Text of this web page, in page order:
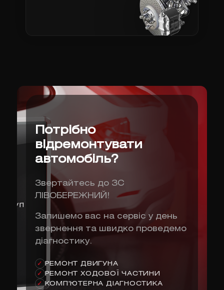
Потрібно
відремонтувати
автомобіль?
Звертайтесь до ЗС
ЛІВОБЕРЕЖНИЙ!
Запишемо вас на сервіс у день
звернення та швидко проведемо
діагностику.
✓ РЕМОНТ ДВИГУНА
✓ РЕМОНТ ХОДОВОЇ ЧАСТИНИ
✓ КОМП'ЮТЕРНА ДІАГНОСТИКА